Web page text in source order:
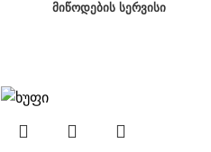
ᲛᲘᲬᲝᲓᲔᲑᲘᲡ ᲡᲔᲠᲕᲘᲡᲘ